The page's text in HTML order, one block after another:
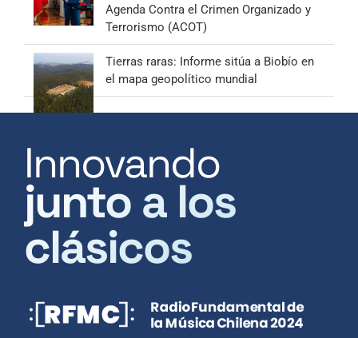
Agenda Contra el Crimen Organizado y
Terrorismo (ACOT)
Tierras raras: Informe sitúa a Biobío en
el mapa geopolítico mundial
Innovando
junto a los
clásicos